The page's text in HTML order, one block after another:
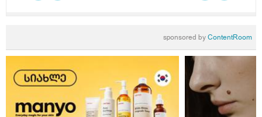
sponsored byContentRoom